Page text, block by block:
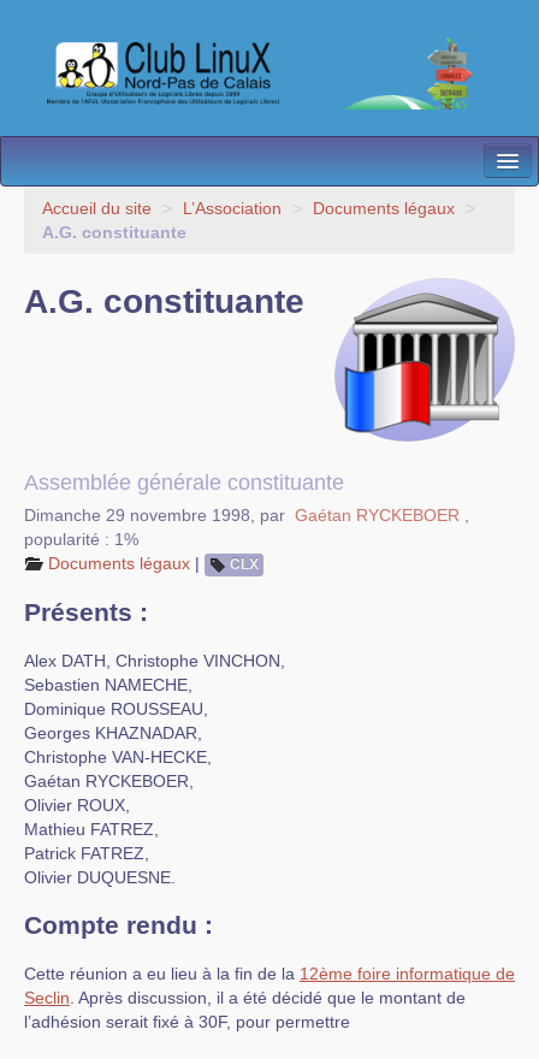
L’Association
Besoin d’Aide ?
Accueil du site > L’Association > Documents légaux
>
A.G. constituante
A.G. constituante
Assemblée générale constituante
Dimanche 29 novembre 1998 par Gaétan RYCKEBOER
popularité : 1%
Documents légaux | CLX
Présents :
Alex DATH, Christophe VINCHON,
Sebastien NAMECHE,
Dominique ROUSSEAU,
Georges KHAZNADAR,
Christophe VAN-HECKE,
Gaétan RYCKEBOER,
Olivier ROUX,
Mathieu FATREZ,
Patrick FATREZ,
Olivier DUQUESNE.
Compte rendu :
Cette réunion a eu lieu à la fin de la 12ème foire informatique de
Seclin . Après discussion, il a été décidé que le montant de
l’adhésion serait fixé à 30F, pour permettre